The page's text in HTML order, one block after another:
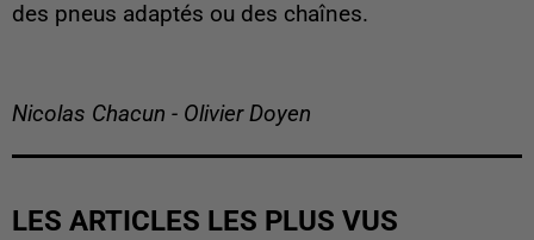
des pneus adaptés ou des chaînes.
Nicolas Chacun - Olivier Doyen
LES ARTICLES LES PLUS VUS